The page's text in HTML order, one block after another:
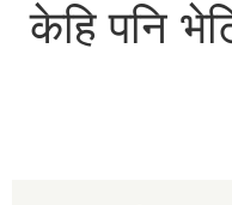
केहि पनि